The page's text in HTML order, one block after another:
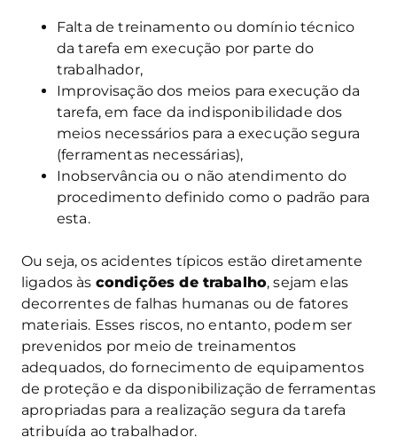
Falta de treinamento ou domínio técnico
da tarefa em execução por parte do
trabalhador,
Improvisação dos meios para execução da
tarefa, em face da indisponibilidade dos
meios necessários para a execução segura
(ferramentas necessárias),
Inobservância ou o não atendimento do
procedimento definido como o padrão para
esta.
Ou seja, os acidentes típicos estão diretamente
ligados às condições de trabalho, sejam elas
decorrentes de falhas humanas ou de fatores
materiais. Esses riscos, no entanto, podem ser
prevenidos por meio de treinamentos
adequados, do fornecimento de equipamentos
de proteção e da disponibilização de ferramentas
apropriadas para a realização segura da tarefa
atribuída ao trabalhador.